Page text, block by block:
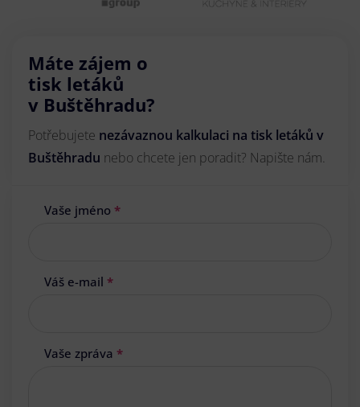
Máte zájem o
tisk letáků
v Buštěhradu?
Potřebujete nezávaznou kalkulaci na tisk letáků v
Buštěhradu nebo chcete jen poradit? Napište nám.
Vaše jméno *
Váš e-mail *
Vaše zpráva *